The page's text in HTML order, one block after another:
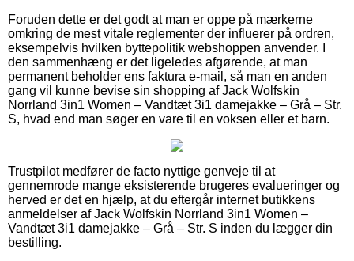
Foruden dette er det godt at man er oppe på mærkerne
omkring de mest vitale reglementer der influerer på ordren,
eksempelvis hvilken byttepolitik webshoppen anvender. I
den sammenhæng er det ligeledes afgørende, at man
permanent beholder ens faktura e-mail, så man en anden
gang vil kunne bevise sin shopping af Jack Wolfskin
Norrland 3in1 Women – Vandtæt 3i1 damejakke – Grå – Str.
S, hvad end man søger en vare til en voksen eller et barn.
Trustpilot medfører de facto nyttige genveje til at
gennemrode mange eksisterende brugeres evalueringer og
herved er det en hjælp, at du eftergår internet butikkens
anmeldelser af Jack Wolfskin Norrland 3in1 Women –
Vandtæt 3i1 damejakke – Grå – Str. S inden du lægger din
bestilling.